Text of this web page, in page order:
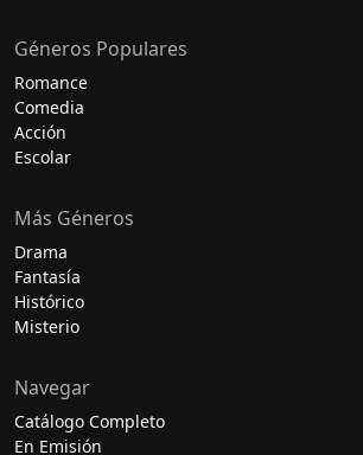
Géneros Populares
Romance
Comedia
Acción
Escolar
Más Géneros
Drama
Fantasía
Histórico
Misterio
Navegar
Catálogo Completo
En Emisión